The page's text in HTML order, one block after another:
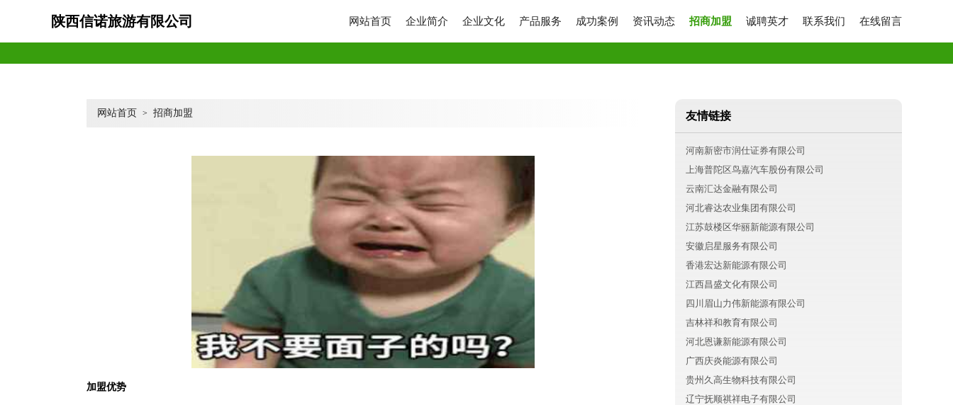
陕西信诺旅游有限公司 网站首页 企业简介 企业文化 产品服务 成功案例 资讯动态 招商加盟 诚聘英才 联系我们 在线留言
网站首页 > 招商加盟
加盟优势
友情链接
河南新密市润仕证券有限公司
上海普陀区鸟嘉汽车股份有限公司
云南汇达金融有限公司
河北睿达农业集团有限公司
江苏鼓楼区华丽新能源有限公司
安徽启星服务有限公司
香港宏达新能源有限公司
江西昌盛文化有限公司
四川眉山力伟新能源有限公司
吉林祥和教育有限公司
河北恩谦新能源有限公司
广西庆炎能源有限公司
贵州久高生物科技有限公司
辽宁抚顺祺祥电子有限公司